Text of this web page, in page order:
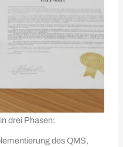
drei Phasen:
des QMS,